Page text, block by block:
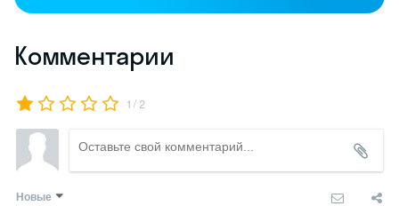
Комментарии
1 / 2
Новые